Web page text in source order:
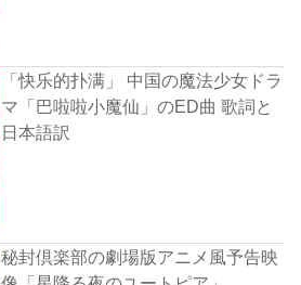
「快乐的扑满」 中国の魔法少女ドラ
マ「巴啦啦小魔仙」のED曲 歌詞と
日本語訳
秘封倶楽部の劇場版アニメ風予告映